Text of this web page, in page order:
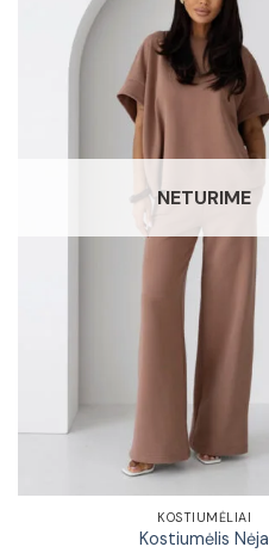
NETURIME
KOSTIUMĖLIAI
Kostiumėlis Nėja